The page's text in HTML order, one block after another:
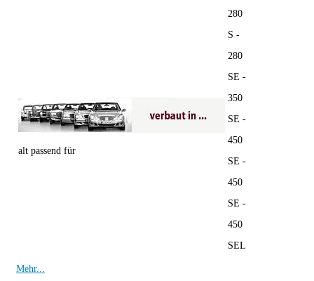
alt passend für
280
S -
280
SE -
350
SE -
450
SE -
450
SE -
450
SEL
Mehr...